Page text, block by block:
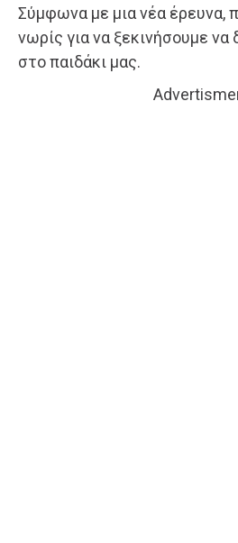
Σύμφωνα με μια νέα έρευνα,
νωρίς για να ξεκινήσουμε να
στο παιδάκι μας.